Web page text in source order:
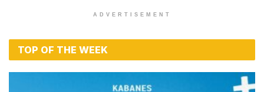
ADVERTISEMENT
TOP OF THE WEEK